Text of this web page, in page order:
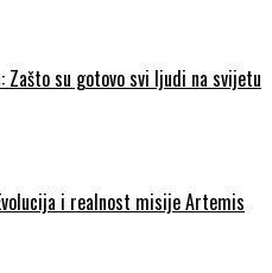
Zašto su gotovo svi ljudi na svijetu
i realnost misije Artemis